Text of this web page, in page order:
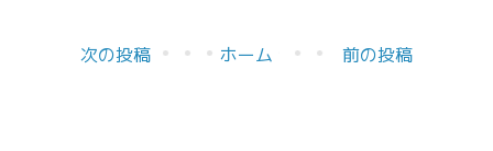
次の投稿 前の投稿
ホーム